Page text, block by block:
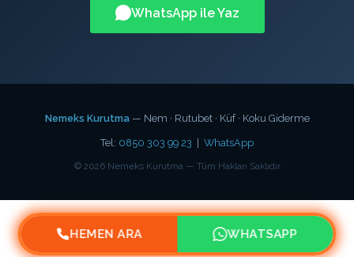
WhatsApp ile Yaz
Nemeks Kurutma— Nem · Rutubet · Küf · Koku Giderme
Tel: 0850 303 99 23 WhatsApp
© 2026Nemeks Kurutma — Tüm Hakları Saklıdır
HEMEN ARA WHATSAPP